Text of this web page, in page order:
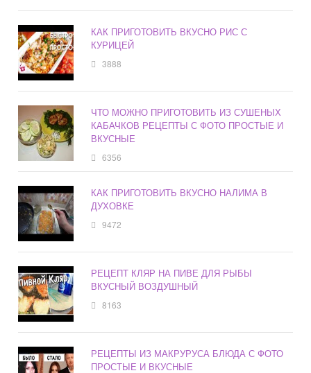
КАК ПРИГОТОВИТЬ ВКУСНО РИС С
КУРИЦЕЙ
3888
ЧТО МОЖНО ПРИГОТОВИТЬ ИЗ СУШЕНЫХ
КАБАЧКОВ РЕЦЕПТЫ С ФОТО ПРОСТЫЕ И
ВКУСНЫЕ
6356
КАК ПРИГОТОВИТЬ ВКУСНО НАЛИМА В
ДУХОВКЕ
9472
РЕЦЕПТ КЛЯР НА ПИВЕ ДЛЯ РЫБЫ
ВКУСНЫЙ ВОЗДУШНЫЙ
8163
РЕЦЕПТЫ ИЗ МАКРУРУСА БЛЮДА С ФОТО
ПРОСТЫЕ И ВКУСНЫЕ